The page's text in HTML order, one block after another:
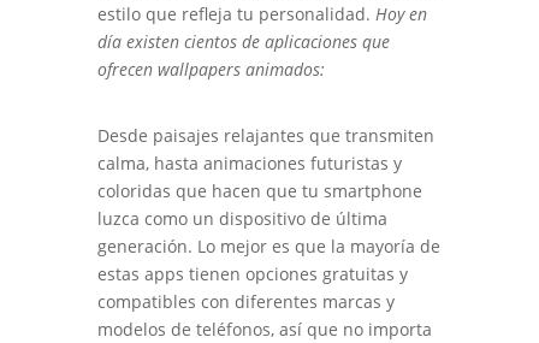
estilo que refleja tu personalidad. Hoy en
día existen cientos de aplicaciones que
ofrecen wallpapers animados:
Desde paisajes relajantes que transmiten
calma, hasta animaciones futuristas y
coloridas que hacen que tu smartphone
luzca como un dispositivo de última
generación. Lo mejor es que la mayoría de
estas apps tienen opciones gratuitas y
compatibles con diferentes marcas y
modelos de teléfonos, así que no importa